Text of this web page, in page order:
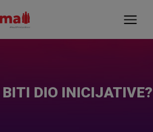
BITI DIO INICIJATIVE?